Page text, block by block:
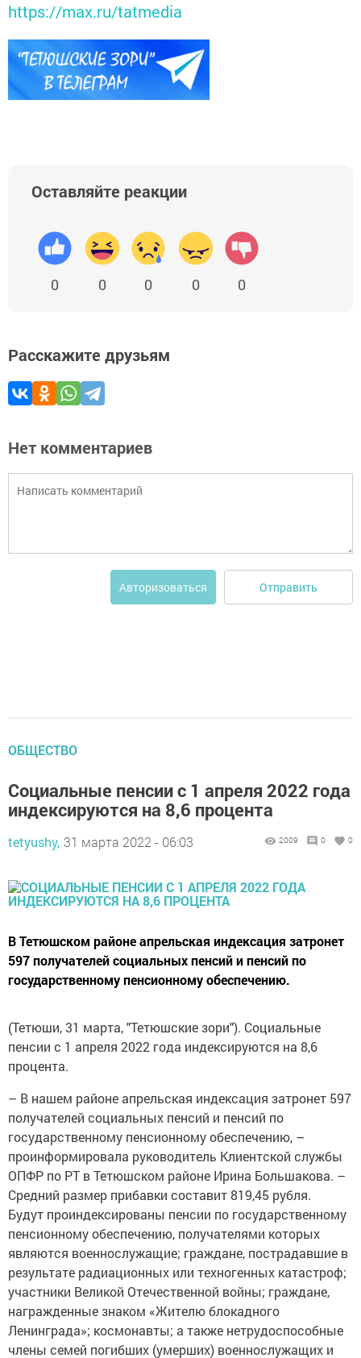
https://max.ru/tatmedia
Оставляйте реакции
0 0 0 0 0
Расскажите друзьям
Нет комментариев
Авторизоваться Отправить
ОБЩЕСТВО
Социальные пенсии с 1 апреля 2022 года
индексируются на 8,6 процента
tetyushy, 31 марта 2022 - 06:03 2009 0 0
В Тетюшском районе апрельская индексация затронет
597 получателей социальных пенсий и пенсий по
государственному пенсионному обеспечению.
(Тетюши, 31 марта, "Тетюшские зори"). Социальные
пенсии с 1 апреля 2022 года ­индексируются на 8,6
процента.
– В нашем районе апрельская индексация затронет 597
получателей социальных пенсий и пенсий по
государственному пенсионному обеспечению, –
проинформировала руководитель Клиентской службы
ОПФР по РТ в Тетюшском районе Ирина Большакова. –
Средний размер прибавки составит 819,45 рубля.
Будут проиндексированы пенсии по государственному
пенсионному обеспечению, получателями которых
являются военнослужащие; граждане, пострадавшие в
результате радиационных или техногенных катастроф;
участники Великой Отечественной войны; граждане,
награжденные знаком «Жителю блокадного
Ленинграда»; космонавты; а также нетрудоспособные
члены семей погибших (умерших) военнослужащих и